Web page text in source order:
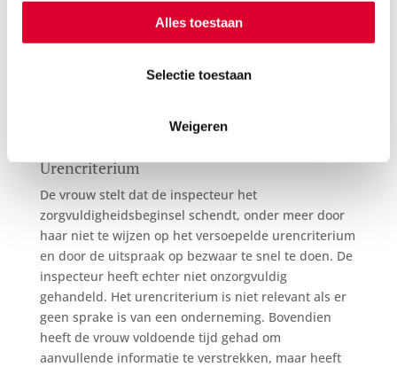
Alles toestaan
Selectie toestaan
Weigeren
getallen en veel activiteiten zijn als vrijwilligerswerk
blijkt geen redelijke winstverwachting. Daarom komt
ondernemersfaciliteiten, zoals de
Urencriterium
De vrouw stelt dat de inspecteur het
zorgvuldigheidsbeginsel schendt, onder meer door
haar niet te wijzen op het versoepelde urencriterium
en door de uitspraak op bezwaar te snel te doen. De
inspecteur heeft echter niet onzorgvuldig
gehandeld. Het urencriterium is niet relevant als er
geen sprake is van een onderneming. Bovendien
heeft de vrouw voldoende tijd gehad om
aanvullende informatie te verstrekken, maar heeft